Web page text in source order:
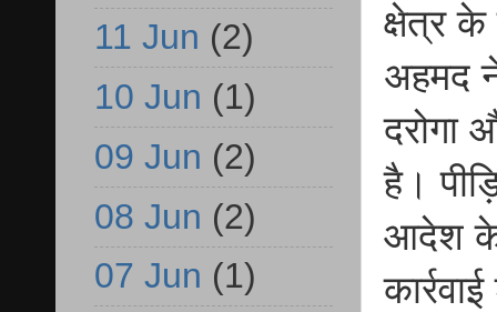
क्षेत्र के
अहमद
दरोगा
है।
आदेश के
11 Jun (2)
10 Jun (1)
09 Jun (2)
08 Jun (2)
07 Jun (1)